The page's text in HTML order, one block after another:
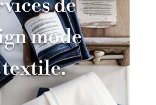
de
mode